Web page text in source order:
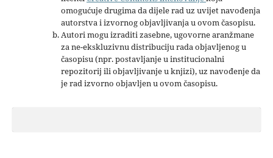
omogućuje drugima da dijele rad uz uvijet navođenja
autorstva i izvornog objavljivanja u ovom časopisu.
Autori mogu izraditi zasebne, ugovorne aranžmane
za ne-ekskluzivnu distribuciju rada objavljenog u
časopisu (npr. postavljanje u institucionalni
repozitorij ili objavljivanje u knjizi), uz navođenje da
je rad izvorno objavljen u ovom časopisu.